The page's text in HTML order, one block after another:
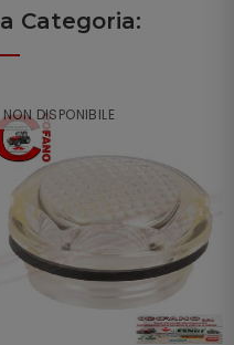
Categoria:
NON DISPONIBILE